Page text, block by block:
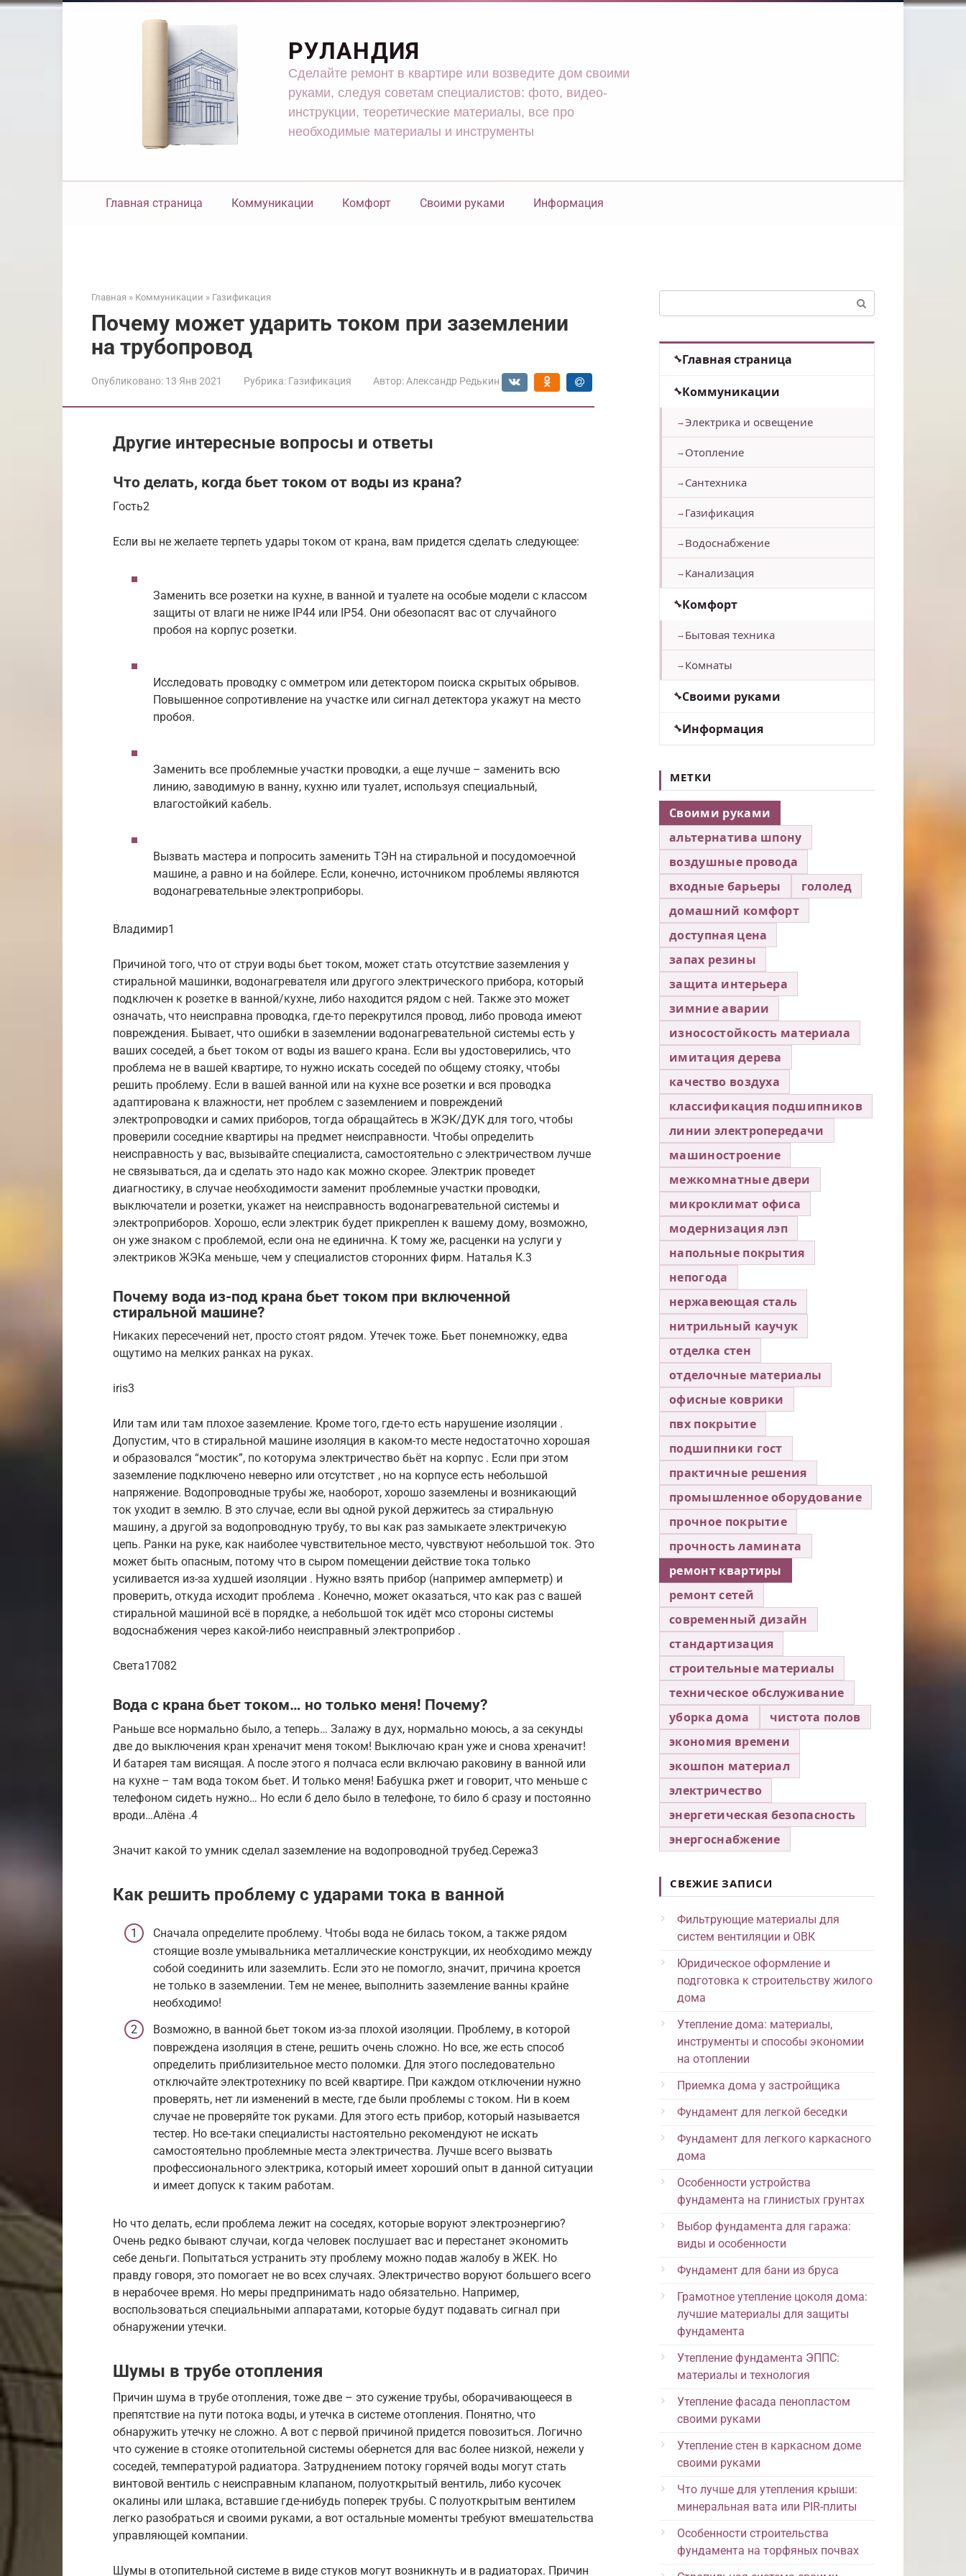
Перейти
РУЛАНДИЯ
Сделайте ремонт в квартире или возведите дом своими
руками, следуя советам специалистов: фото, видео-
инструкции, теоретические материалы, все про
необходимые материалы и инструменты
Главная страница Коммуникации Комфорт Своими руками Информация
Главная » Коммуникации » Газификация
Почему может ударить током при заземлении
на трубопровод
Опубликовано: 13 Янв 2021 Рубрика: Газификация Автор: Александр Редькин
Другие интересные вопросы и ответы
Что делать, когда бьет током от воды из крана?
Гость2
Если вы не желаете терпеть удары током от крана, вам придется сделать следующее:
Заменить все розетки на кухне, в ванной и туалете на особые модели с классом
защиты от влаги не ниже IP44 или IP54. Они обезопасят вас от случайного
пробоя на корпус розетки.
Исследовать проводку с омметром или детектором поиска скрытых обрывов.
Повышенное сопротивление на участке или сигнал детектора укажут на место
пробоя.
Заменить все проблемные участки проводки, а еще лучше – заменить всю
линию, заводимую в ванну, кухню или туалет, используя специальный,
влагостойкий кабель.
Вызвать мастера и попросить заменить ТЭН на стиральной и посудомоечной
машине, а равно и на бойлере. Если, конечно, источником проблемы являются
водонагревательные электроприборы.
Владимир1
Причиной того, что от струи воды бьет током, может стать отсутствие заземления у
стиральной машинки, водонагревателя или другого электрического прибора, который
подключен к розетке в ванной/кухне, либо находится рядом с ней. Также это может
означать, что неисправна проводка, где-то перекрутился провод, либо провода имеют
повреждения. Бывает, что ошибки в заземлении водонагревательной системы есть у
ваших соседей, а бьет током от воды из вашего крана. Если вы удостоверились, что
проблема не в вашей квартире, то нужно искать соседей по общему стояку, чтобы
решить проблему. Если в вашей ванной или на кухне все розетки и вся проводка
адаптирована к влажности, нет проблем с заземлением и повреждений
электропроводки и самих приборов, тогда обращайтесь в ЖЭК/ДУК для того, чтобы
проверили соседние квартиры на предмет неисправности. Чтобы определить
неисправность у вас, вызывайте специалиста, самостоятельно с электричеством лучше
не связываться, да и сделать это надо как можно скорее. Электрик проведет
диагностику, в случае необходимости заменит проблемные участки проводки,
выключатели и розетки, укажет на неисправность водонагревательной системы и
электроприборов. Хорошо, если электрик будет прикреплен к вашему дому, возможно,
он уже знаком с проблемой, если она не единична. К тому же, расценки на услуги у
электриков ЖЭКа меньше, чем у специалистов сторонних фирм. Наталья К.3
Почему вода из-под крана бьет током при включенной
стиральной машине?
Никаких пересечений нет, просто стоят рядом. Утечек тоже. Бьет понемножку, едва
ощутимо на мелких ранках на руках.
iris3
Или там или там плохое заземление. Кроме того, где-то есть нарушение изоляции .
Допустим, что в стиральной машине изоляция в каком-то месте недостаточно хорошая
и образовался “мостик”, по которума электричество бьёт на корпус . Если при этом
заземление подключено неверно или отсутствет , но на корпусе есть небольшой
напряжение. Водопроводные трубы же, наоборот, хорошо заземлены и возникающий
ток уходит в землю. В это случае, если вы одной рукой держитесь за стиральную
машину, а другой за водопроводную трубу, то вы как раз замыкаете электричекую
цепь. Ранки на руке, как наиболее чувствительное место, чувствуют небольшой ток. Это
может быть опасным, потому что в сыром помещении действие тока только
усиливается из-за худшей изоляции . Нужно взять прибор (например амперметр) и
проверить, откуда исходит проблема . Конечно, может оказаться, что как раз с вашей
стиральной машиной всё в порядке, а небольшой ток идёт мсо стороны системы
водоснабжения через какой-либо неисправный электроприбор .
Света­17082
Вода с крана бьет током… но только меня! Почему?
Раньше все нормально было, а теперь… Залажу в дух, нормально моюсь, а за секунды
две до выключения кран хреначит меня током! Выключаю кран уже и снова хреначит!
И батарея там висящая. А после этого я полчаса если включаю раковину в ванной или
на кухне – там вода током бьет. И только меня! Бабушка ржет и говорит, что меньше с
телефоном сидеть нужно… Но если б дело было в телефоне, то било б сразу и постоянно
вроди…Алёна .4
Значит какой то умник сделал заземление на водопроводной трубед.Сережа3
Как решить проблему с ударами тока в ванной
Сначала определите проблему. Чтобы вода не билась током, а также рядом
стоящие возле умывальника металлические конструкции, их необходимо между
собой соединить или заземлить. Если это не помогло, значит, причина кроется
не только в заземлении. Тем не менее, выполнить заземление ванны крайне
необходимо!
Возможно, в ванной бьет током из-за плохой изоляции. Проблему, в которой
повреждена изоляция в стене, решить очень сложно. Но все, же есть способ
определить приблизительное место поломки. Для этого последовательно
отключайте электротехнику по всей квартире. При каждом отключении нужно
проверять, нет ли изменений в месте, где были проблемы с током. Ни в коем
случае не проверяйте ток руками. Для этого есть прибор, который называется
тестер. Но все-таки специалисты настоятельно рекомендуют не искать
самостоятельно проблемные места электричества. Лучше всего вызвать
профессионального электрика, который имеет хороший опыт в данной ситуации
и имеет допуск к таким работам.
Но что делать, если проблема лежит на соседях, которые воруют электроэнергию?
Очень редко бывают случаи, когда человек послушает вас и перестанет экономить
себе деньги. Попытаться устранить эту проблему можно подав жалобу в ЖЕК. Но
правду говоря, это помогает не во всех случаях. Электричество воруют большего всего
в нерабочее время. Но меры предпринимать надо обязательно. Например,
воспользоваться специальными аппаратами, которые будут подавать сигнал при
обнаружении утечки.
Шумы в трубе отопления
Причин шума в трубе отопления, тоже две – это сужение трубы, оборачивающееся в
препятствие на пути потока воды, и утечка в системе отопления. Понятно, что
обнаружить утечку не сложно. А вот с первой причиной придется повозиться. Логично
что сужение в стояке отопительной системы обернется для вас более низкой, нежели у
соседей, температурой радиатора. Затруднением потоку горячей воды могут стать
винтовой вентиль с неисправным клапаном, полуоткрытый вентиль, либо кусочек
окалины или шлака, вставшие где-нибудь поперек трубы. С полуоткрытым вентилем
легко разобраться и своими руками, а вот остальные моменты требуют вмешательства
управляющей компании.
Шумы в отопительной системе в виде стуков могут возникнуть и в радиаторах. Причин
Главная страница
Коммуникации
Электрика и освещение
Отопление
Сантехника
Газификация
Водоснабжение
Канализация
Комфорт
Бытовая техника
Комнаты
Своими руками
Информация
МЕТКИ
Своими руками
альтернатива шпону
воздушные провода
входные барьеры
гололед
домашний комфорт
доступная цена
запах резины
защита интерьера
зимние аварии
износостойкость материала
имитация дерева
качество воздуха
классификация подшипников
линии электропередачи
машиностроение
межкомнатные двери
микроклимат офиса
модернизация лэп
напольные покрытия
непогода
нержавеющая сталь
нитрильный каучук
отделка стен
отделочные материалы
офисные коврики
пвх покрытие
подшипники гост
практичные решения
промышленное оборудование
прочное покрытие
прочность ламината
ремонт квартиры
ремонт сетей
современный дизайн
стандартизация
строительные материалы
техническое обслуживание
уборка дома
чистота полов
экономия времени
экошпон материал
электричество
энергетическая безопасность
энергоснабжение
СВЕЖИЕ ЗАПИСИ
Фильтрующие материалы для
систем вентиляции и ОВК
Юридическое оформление и
подготовка к строительству жилого
дома
Утепление дома: материалы,
инструменты и способы экономии
на отоплении
Приемка дома у застройщика
Фундамент для легкой беседки
Фундамент для легкого каркасного
дома
Особенности устройства
фундамента на глинистых грунтах
Выбор фундамента для гаража:
виды и особенности
Фундамент для бани из бруса
Грамотное утепление цоколя дома:
лучшие материалы для защиты
фундамента
Утепление фундамента ЭППС:
материалы и технология
Утепление фасада пенопластом
своими руками
Утепление стен в каркасном доме
своими руками
Что лучше для утепления крыши:
минеральная вата или PIR-плиты
Особенности строительства
фундамента на торфяных почвах